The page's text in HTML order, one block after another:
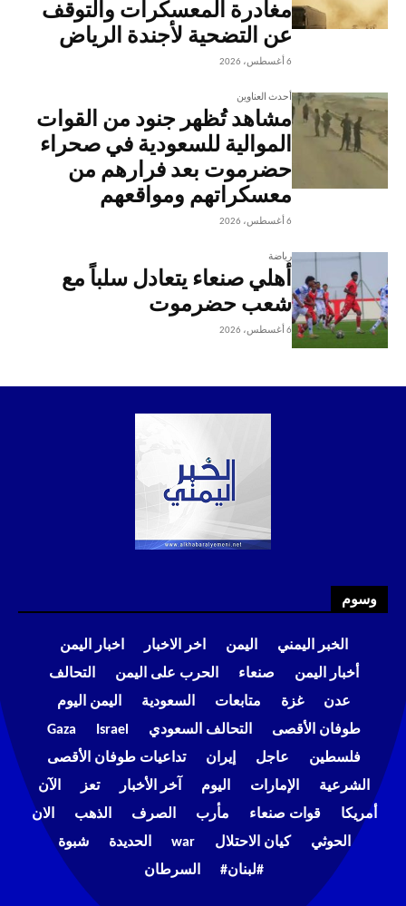
مغادرة المعسكرات والتوقف
عن التضحية لأجندة الرياض
6 أغسطس، 2026
أحدث العناوين
مشاهد تُظهر جنود من القوات
الموالية للسعودية في صحراء
حضرموت بعد فرارهم من
معسكراتهم ومواقعهم
6 أغسطس، 2026
رياضة
أهلي صنعاء يتعادل سلباً مع
شعب حضرموت
6 أغسطس، 2026
وسوم
الخبر اليمني اليمن اخر الاخبار
اخبار اليمن
أخبار اليمن
صنعاء الحرب على اليمن
التحالف
عدن
غزة متابعات السعودية
اليمن اليوم
طوفان الأقصى
التحالف السعودي Israel
Gaza
فلسطين
عاجل إيران
تداعيات طوفان الأقصى
الشرعية
الإمارات اليوم آخر الأخبار تعز
الآن
أمريكا
قوات صنعاء مأرب الصرف الذهب
الان
الحوثي
كيان الاحتلال war الحديدة
شبوة
#لبنان#
السرطان